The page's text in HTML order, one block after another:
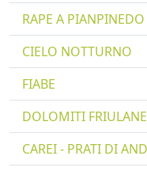
RAPE A PIANPINEDO
CIELO NOTTURNO
FIABE
DOLOMITI
CAREI - PRATI DI